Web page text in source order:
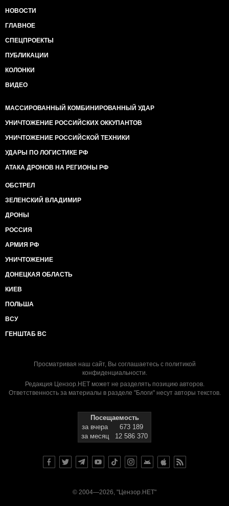
НОВОСТИ
ГЛАВНОЕ
СПЕЦПРОЕКТЫ
ПУБЛИКАЦИИ
КОЛОНКИ
ВИДЕО
МАССИРОВАННЫЙ КОМБИНИРОВАННЫЙ УДАР
УНИЧТОЖЕНИЕ РОССИЙСКИХ ОККУПАНТОВ
УНИЧТОЖЕНИЕ РОССИЙСКОЙ ТЕХНИКИ
УДАРЫ ПО ЛОГИСТИКЕ РФ
АТАКА ДРОНОВ НА РЕГИОНЫ РФ
ОБСТРЕЛ
ЗЕЛЕНСКИЙ ВЛАДИМИР
ДРОНЫ
РОССИЯ
АРМИЯ РФ
УНИЧТОЖЕНИЕ
ДОНЕЦКАЯ ОБЛАСТЬ
КИЕВ
ПОЛЬША
ВСУ
ГЕНШТАБ ВС
Просматривая наш сайт, Вы соглашаетесь с политикой
конфиденциальности.
Редакция Цензор.НЕТ может не разделять позицию авторов.
Ответственность за материалы в разделе "Блоги" несут авторы текстов.
Посещаемость
за вчера
673 189
за месяц
12 586 370
© 2004—2026, "Цензор.НЕТ"